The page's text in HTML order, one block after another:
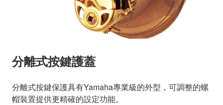
分離式按鍵護蓋
分離式按鍵保護具有Yamaha專業級的外型，可調整的螺
帽裝置提供更精確的設定功能。